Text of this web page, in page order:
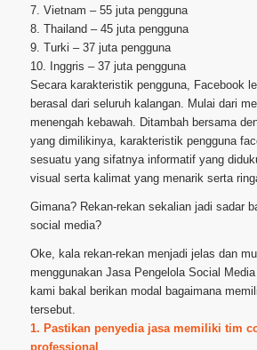
7. Vietnam – 55 juta pengguna
8. Thailand – 45 juta pengguna
9. Turki – 37 juta pengguna
10. Inggris – 37 juta pengguna
Secara karakteristik pengguna, Facebook
berasal dari seluruh kalangan. Mulai dari
menengah kebawah. Ditambah bersama
yang dimilikinya, karakteristik pengguna
sesuatu yang sifatnya informatif yang
visual serta kalimat yang menarik serta
Gimana? Rekan-rekan sekalian jadi sadar
social media?
Oke, kala rekan-rekan menjadi jelas dan
menggunakan Jasa Pengelola Social
kami bakal berikan modal bagaimana
tersebut.
1. Pastikan penyedia jasa memiliki tim
professional